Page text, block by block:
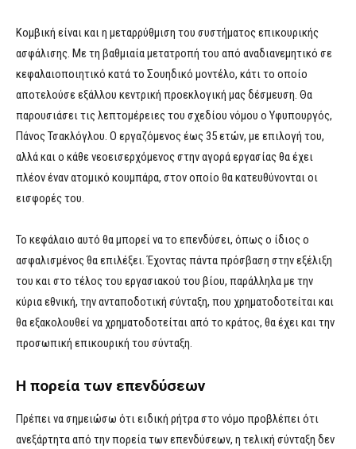
Κομβική είναι και η μεταρρύθμιση του συστήματος επικουρικής
ασφάλισης. Με τη βαθμιαία μετατροπή του από αναδιανεμητικό σε
κεφαλαιοποιητικό κατά το Σουηδικό μοντέλο, κάτι το οποίο
αποτελούσε εξάλλου κεντρική προεκλογική μας δέσμευση. Θα
παρουσιάσει τις λεπτομέρειες του σχεδίου νόμου ο Υφυπουργός,
Πάνος Τσακλόγλου. Ο εργαζόμενος έως 35 ετών, με επιλογή του,
αλλά και ο κάθε νεοεισερχόμενος στην αγορά εργασίας θα έχει
πλέον έναν ατομικό κουμπάρα, στον οποίο θα κατευθύνονται οι
εισφορές του.
Το κεφάλαιο αυτό θα μπορεί να το επενδύσει, όπως ο ίδιος ο
ασφαλισμένος θα επιλέξει. Έχοντας πάντα πρόσβαση στην εξέλιξη
του και στο τέλος του εργασιακού του βίου, παράλληλα με την
κύρια εθνική, την ανταποδοτική σύνταξη, που χρηματοδοτείται και
θα εξακολουθεί να χρηματοδοτείται από το κράτος, θα έχει και την
προσωπική επικουρική του σύνταξη.
Η πορεία των επενδύσεων
Πρέπει να σημειώσω ότι ειδική ρήτρα στο νόμο προβλέπει ότι
ανεξάρτητα από την πορεία των επενδύσεων, η τελική σύνταξη δεν